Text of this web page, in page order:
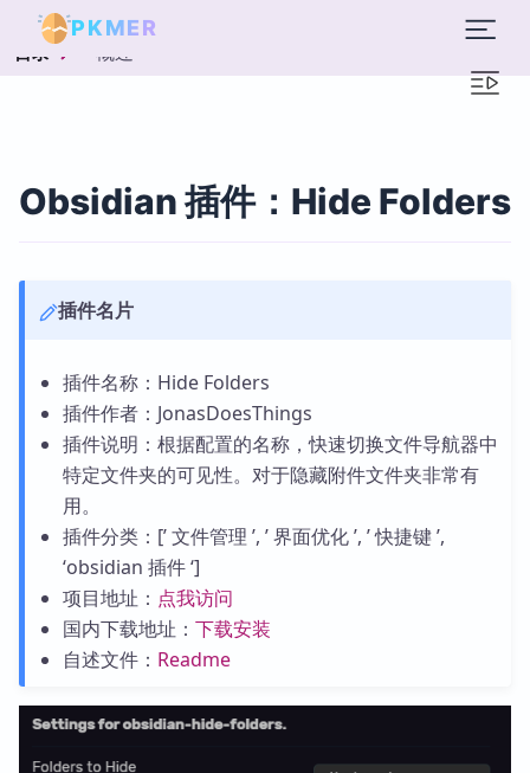
PKMER
目录 概述
Obsidian 插件：Hide Folders
插件名片
插件名称：Hide Folders
插件作者：JonasDoesThings
插件说明：根据配置的名称，快速切换文件导航器中
特定文件夹的可见性。对于隐藏附件文件夹非常有
用。
插件分类：[’ 文件管理 ’, ’ 界面优化 ’, ’ 快捷键 ’,
‘obsidian 插件 ‘]
项目地址： 点我访问
国内下载地址： 下载安装
自述文件： Readme